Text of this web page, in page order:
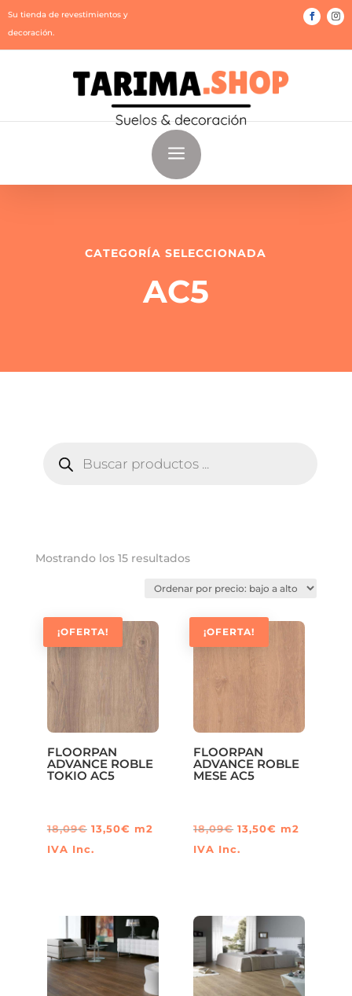
Su tienda de revestimientos y
decoración.
a
CATEGORÍA SELECCIONADA
AC5
PRODUCTOS
Mostrando los 15 resultadosOrdenado
precio:
alto
¡OFERTA!
FLOORPAN
ADVANCE ROBLE
TOKIO AC5
18,09€ El
precio
13,50€ El
m2
IVA Inc.
¡OFERTA!
FLOORPAN
ADVANCE ROBLE
MESE AC5
18,09€ El
precio
13,50€ El
m2
IVA Inc.